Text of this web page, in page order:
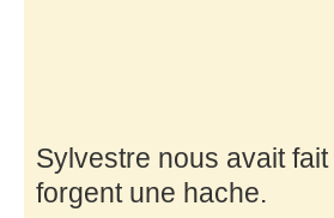
Sylvestre nous avait
forgent une hache.